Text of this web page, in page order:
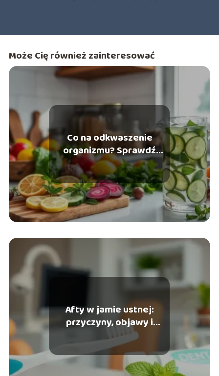
Może Cię również zainteresować
Co na odkwaszenie
organizmu? Sprawdź
skuteczne metody i
produkty
Afty w jamie ustnej:
przyczyny, objawy i
skuteczne metody
leczenia